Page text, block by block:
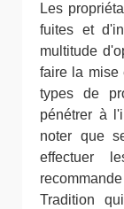
Les
fuites et
multitude
faire la mise
types de
pénétrer à
noter que
effectuer
Tradition